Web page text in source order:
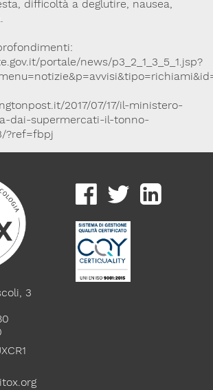
difficoltà a deglutire, nausea,
portale/news/p3_2_1_3_5_1.jsp?
2017/07/17/il-ministero-
dai-supermercati-il-tonno-
?ref=fbpj
3
Blog
Privacy Policy Archivio
sito è da intendersi a scopo puramente
Italiana di Tossicologia (SITOX) non
interpretazioni presenti in queste pagine
e
CONTATTACI
a SITOX SCOPRI DI PIU